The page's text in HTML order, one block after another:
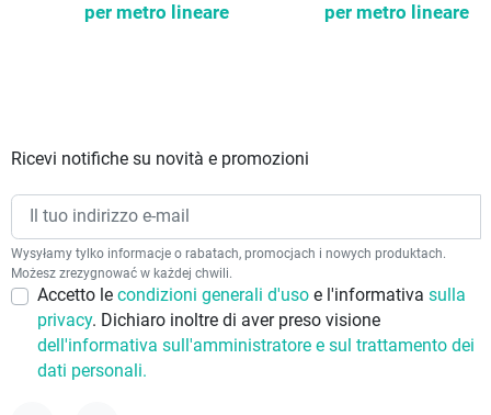
per metro lineare
per metro lineare
Ricevi notifiche su novità e promozioni
Wysyłamy tylko informacje o rabatach, promocjach i nowych produktach.
Możesz zrezygnować w każdej chwili.
Accetto le condizioni generali d'uso e l'informativa sulla
privacy. Dichiaro inoltre di aver preso visione
dell'informativa sull'amministratore e sul trattamento dei
dati personali.